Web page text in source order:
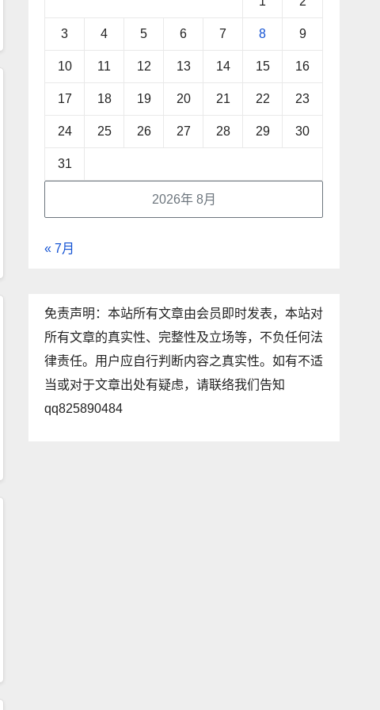
2026年 8月
3 4 5 6 7 8 9
10 11 12 13 14 15 16
17 18 19 20 21 22 23
24 25 26 27 28 29 30
31
« 7月
免责声明：本站所有文章由会员即时发表，本站对
所有文章的真实性、完整性及立场等，不负任何法
律责任。用户应自行判断内容之真实性。如有不适
当或对于文章出处有疑虑，请联络我们告知
qq825890484